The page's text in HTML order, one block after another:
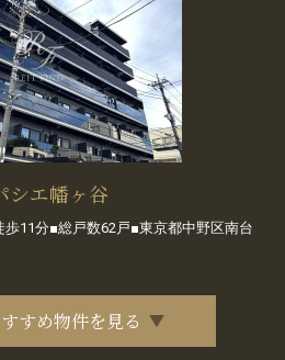
シエ幡ヶ谷
11分■総戸数62戸■東京都中野区南台
すめ物件を見る